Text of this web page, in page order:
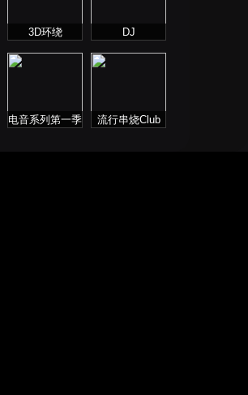
3D环绕 DJ
电音系列第一季 流行串烧Club